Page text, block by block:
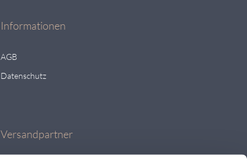
Informationen
AGB
Datenschutz
Versandpartner